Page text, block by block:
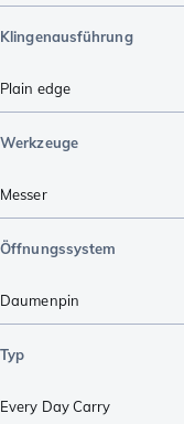
Klingenausführung
Plain edge
Werkzeuge
Messer
Öffnungssystem
Daumenpin
Typ
Every Day Carry